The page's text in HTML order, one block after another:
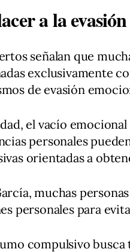
a la
señalan que
exclusivamente
de evasión
el vacío
personales
orientadas a
muchas
personales para
compulsivo